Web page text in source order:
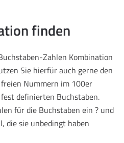
finden
Zahlen Kombination
Sie hierfür auch gerne den
freien Nummern im 100er
definierten Buchstaben.
für die Buchstaben ein ? und
die sie unbedingt haben